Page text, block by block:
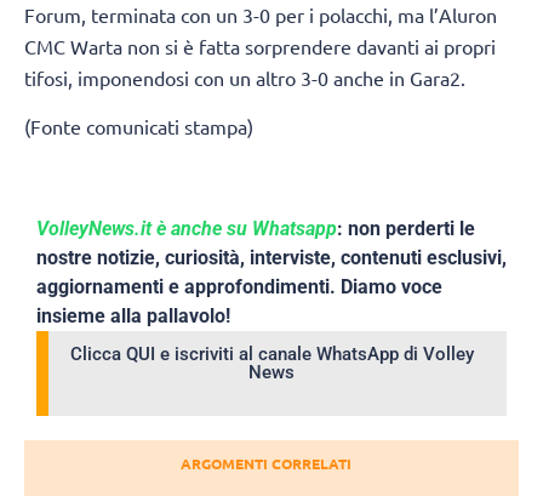
Forum, terminata con un 3-0 per i polacchi, ma l’Aluron
CMC Warta non si è fatta sorprendere davanti ai propri
tifosi, imponendosi con un altro 3-0 anche in Gara2.
(Fonte comunicati stampa)
VolleyNews.it è anche su Whatsapp: non perderti le
nostre notizie, curiosità, interviste, contenuti esclusivi,
aggiornamenti e approfondimenti. Diamo voce
insieme alla pallavolo!
Clicca QUI e iscriviti al canale WhatsApp di Volley
News
ARGOMENTI CORRELATI